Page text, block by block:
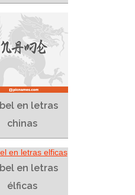
en letras
chinas
en letras
élficas